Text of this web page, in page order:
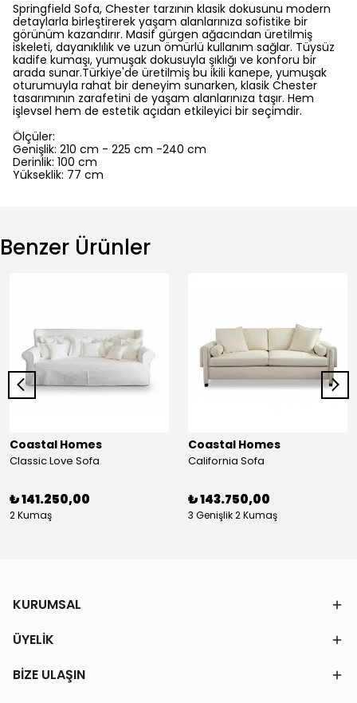
Springfield Sofa, Chester tarzının klasik dokusunu modern
detaylarla birleştirerek yaşam alanlarınıza sofistike bir
görünüm kazandırır. Masif gürgen ağacından üretilmiş
iskeleti, dayanıklılık ve uzun ömürlü kullanım sağlar. Tüysüz
kadife kumaşı, yumuşak dokusuyla şıklığı ve konforu bir
arada sunar.Türkiye'de üretilmiş bu ikili kanepe, yumuşak
oturumuyla rahat bir deneyim sunarken, klasik Chester
tasarımının zarafetini de yaşam alanlarınıza taşır. Hem
işlevsel hem de estetik açıdan etkileyici bir seçimdir.
Ölçüler:
Genişlik: 210 cm - 225 cm -240 cm
Derinlik: 100 cm
Yükseklik: 77 cm
Benzer Ürünler
Coastal Homes
Classic Love Sofa
₺ 141.250,00
2 Kumaş
Coastal Homes
California Sofa
₺ 143.750,00
3 Genişlik 2 Kumaş
KURUMSAL
ÜYELİK
BİZE ULAŞIN